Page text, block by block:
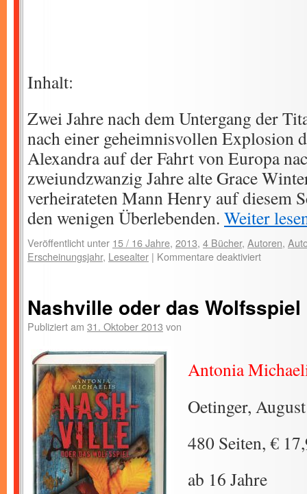
Inhalt:
Zwei Jahre nach dem Untergang der
nach einer geheimnisvollen Explosion
Alexandra auf der Fahrt von Europa
zweiundzwanzig Jahre alte Grace
verheirateten Mann Henry auf diesem
den wenigen Überlebenden. Weiter
Veröffentlicht unter 15 / 16 Jahre, 2013, 4 Bücher, Autoren,
Erscheinungsjahr, Lesealter | Kommentare deaktiviert
Nashville oder das Wolfsspiel
Publiziert am 31. Oktober 2013 von
Antonia
Oetinger,
480 Seiten, €
ab 16 Jahre